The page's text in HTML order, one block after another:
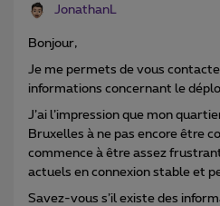
JonathanL
Bonjour,
Je me permets de vous
informations concernant le
J’ai l’impression que mon
Bruxelles à ne pas encore être
commence à être assez
actuels en connexion stable et
Savez-vous s’il existe des